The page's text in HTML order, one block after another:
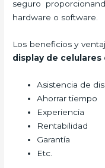
seguro
hardware o software.
Los beneficios y
display de celulares
Asistencia de
Ahorrar tiempo
Experiencia
Rentabilidad
Garantía
Etc.